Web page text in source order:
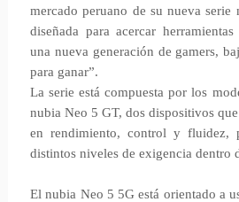
mercado peruano de su nueva
diseñada para acercar
una nueva generación de gamers,
para ganar”.
La serie está compuesta por los
nubia Neo 5 GT, dos dispositivos
en rendimiento, control y fluidez,
distintos niveles de exigencia dentro
El nubia Neo 5 5G está orientado a